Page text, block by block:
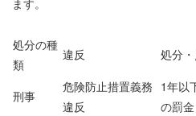
ます。
処分の種
類
違反 処分
刑事
危険防止措置義務
違反
1年以
の罰金